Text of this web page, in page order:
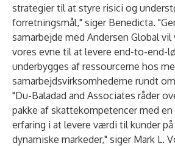
strategier til at styre risici og
forretningsmål," siger Benedicta.
samarbejde med Andersen Global
vores evne til at levere end-to-end-
underbygges af ressourcerne hos
samarbejdsvirksomhederne rundt
"Du-Baladad and Associates råder
pakke af skattekompetencer med
erfaring i at levere værdi til kunder
dynamiske markeder," siger Mark L.